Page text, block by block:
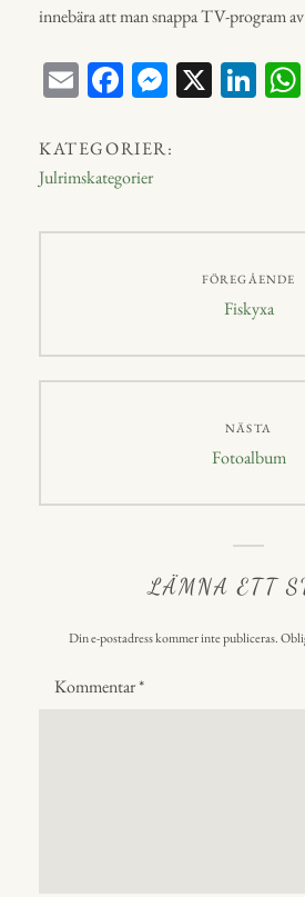
innebära att man snappa TV-program
E
ail
Fa
bo
ok
M
en
r
X Li
KATEGORIER:
Julrimskategorier
FÖREGÅENDE
Föregående
Fiskyxa
NÄSTA
Nästa
Fotoalbum
LÄMNA ETT
Din e-postadress kommer inte publiceras.
Kommentar*